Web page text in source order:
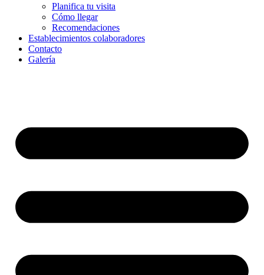
Planifica tu visita
Cómo llegar
Recomendaciones
Establecimientos colaboradores
Contacto
Galería